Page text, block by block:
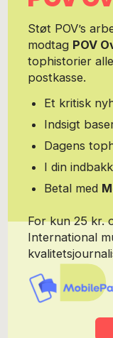
Støt POV’s
modtag POV
tophistorier
postkasse.
Et kritisk
Indsigt
Dagens
I din
Betal med
For kun 25 kr.
International